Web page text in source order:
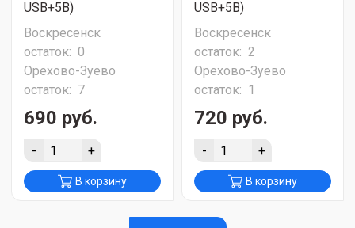
USB+5В)
Воскресенск
остаток: 0
Орехово-Зуево
остаток: 7
690 руб.
- +
В корзину
USB+5В)
Воскресенск
остаток: 2
Орехово-Зуево
остаток: 1
720 руб.
- +
В корзину